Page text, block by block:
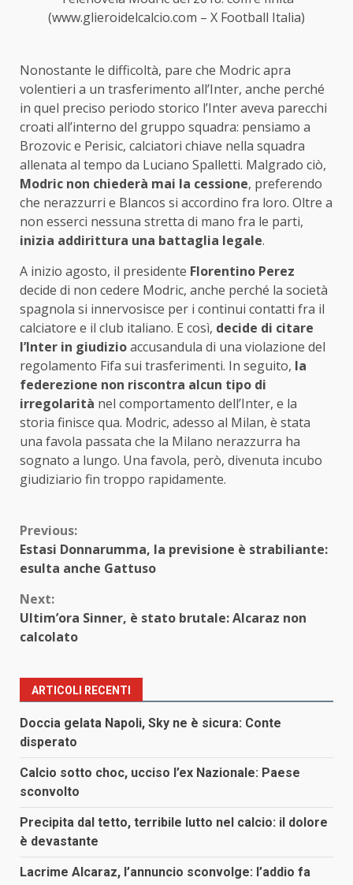
(www.glieroidelcalcio.com – X Football Italia)
Nonostante le difficoltà, pare che Modric apra
volentieri a un trasferimento all’Inter, anche perché
in quel preciso periodo storico l’Inter aveva parecchi
croati all’interno del gruppo squadra: pensiamo a
Brozovic e Perisic, calciatori chiave nella squadra
allenata al tempo da Luciano Spalletti. Malgrado ciò,
Modric non chiederà mai la cessione, preferendo
che nerazzurri e Blancos si accordino fra loro. Oltre a
non esserci nessuna stretta di mano fra le parti,
inizia addirittura una battaglia legale.
A inizio agosto, il presidente Florentino Perez
decide di non cedere Modric, anche perché la società
spagnola si innervosisce per i continui contatti fra il
calciatore e il club italiano. E così, decide di citare
l’Inter in giudizioaccusandula di una violazione del
regolamento Fifa sui trasferimenti. In seguito, la
federezione non riscontra alcun tipo di
irregolarità nel comportamento dell’Inter, e la
storia finisce qua. Modric, adesso al Milan, è stata
una favola passata che la Milano nerazzurra ha
sognato a lungo. Una favola, però, divenuta incubo
giudiziario fin troppo rapidamente.
Continue
Reading
Previous:
Estasi Donnarumma, la previsione è strabiliante:
esulta anche Gattuso
Next:
Ultim’ora Sinner, è stato brutale: Alcaraz non
calcolato
ARTICOLI RECENTI
Doccia gelata Napoli, Sky ne è sicura: Conte
disperato
Calcio sotto choc, ucciso l’ex Nazionale: Paese
sconvolto
Precipita dal tetto, terribile lutto nel calcio: il dolore
è devastante
Lacrime Alcaraz, l’annuncio sconvolge: l’addio fa